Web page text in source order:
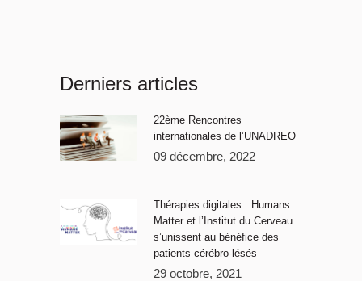
Derniers articles
22ème Rencontres
internationales de l’UNADREO
09 décembre, 2022
Thérapies digitales : Humans
Matter et l’Institut du Cerveau
s’unissent au bénéfice des
patients cérébro-lésés
29 octobre, 2021